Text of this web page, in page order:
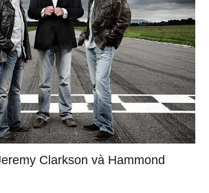
Clarkson và Hammond